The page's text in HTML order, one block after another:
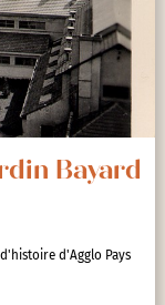
Bayard
d'Agglo Pays